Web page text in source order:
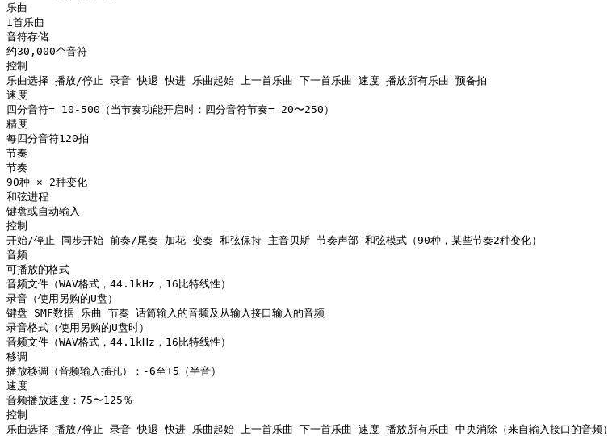
乐曲
1首乐曲
音符存储
约30,000个音符
控制
乐曲选择 播放/停止 录音 快退 快进 乐曲起始 上一首乐曲 下一首乐曲 速度 播放所有乐曲 预备拍
速度
四分音符= 10-500（当节奏功能开启时：四分音符节奏= 20〜250）
精度
每四分音符120拍
节奏
节奏
90种 × 2种变化
和弦进程
键盘或自动输入
控制
开始/停止 同步开始 前奏/尾奏 加花 变奏 和弦保持 主音贝斯 节奏声部 和弦模式（90种，某些节奏2种变化）
音频
可播放的格式
音频文件（WAV格式，44.1kHz，16比特线性）
录音（使用另购的U盘）
键盘 SMF数据 乐曲 节奏 话筒输入的音频及从输入接口输入的音频
录音格式（使用另购的U盘时）
音频文件（WAV格式，44.1kHz，16比特线性）
移调
播放移调（音频输入插孔）：-6至+5（半音）
速度
音频播放速度：75〜125％
控制
乐曲选择 播放/停止 录音 快退 快进 乐曲起始 上一首乐曲 下一首乐曲 速度 播放所有乐曲 中央消除（来自输入接口的音频）